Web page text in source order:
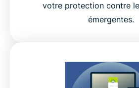
votre protection contre
émergentes.